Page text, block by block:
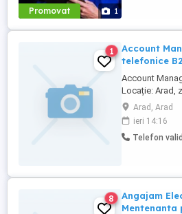
Promovat 1
1
Account
telefonice
Account
Locație: Arad,
recrutează
Account
care să
portofoliu și să
Arad, Arad
ieri 14:16
Telefon
8
Angajam
Mentenanta